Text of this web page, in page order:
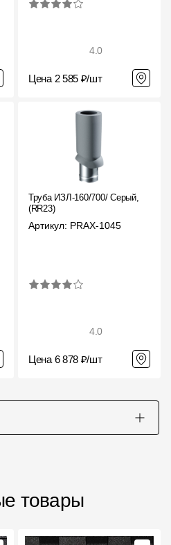
4.0
Цена 2 585 ₽/шт
Труба ИЗЛ-160/700/ Серый,
(RR23)
Артикул: PRAX-1045
4.0
Цена 6 878 ₽/шт
товары